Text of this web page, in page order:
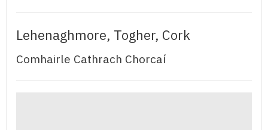
Lehenaghmore, Togher, Cork
Comhairle Cathrach Chorcaí